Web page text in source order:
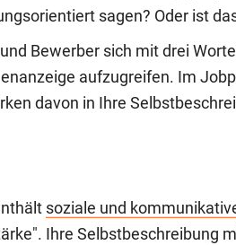
sagen? Oder ist
Bewerber sich mit drei
aufzugreifen. Im
davon in Ihre
soziale und
Ihre Selbstbeschreibung